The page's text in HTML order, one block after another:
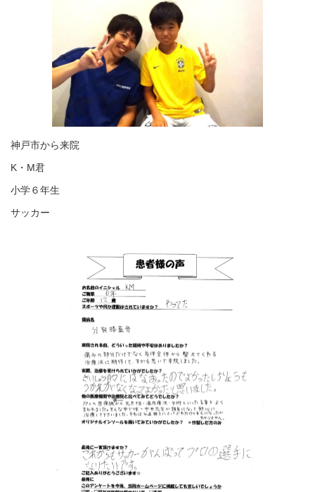
神戸市から来院
K・M君
小学６年生
サッカー